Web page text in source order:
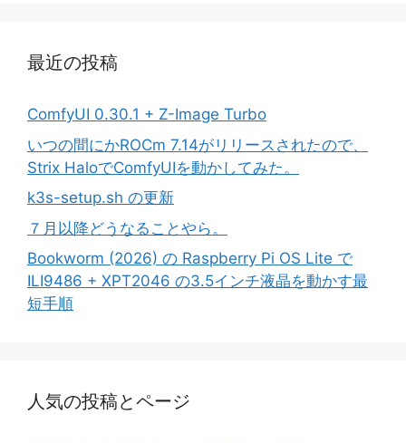
最近の投稿
ComfyUI 0.30.1 + Z-Image Turbo
いつの間にかROCm 7.14がリリースされたので、
Strix HaloでComfyUIを動かしてみた。
k3s-setup.sh の更新
７月以降どうなることやら。
Bookworm (2026) の Raspberry Pi OS Lite で
ILI9486 + XPT2046 の3.5インチ液晶を動かす最
短手順
人気の投稿とページ